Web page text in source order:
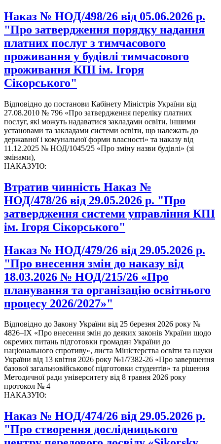
Наказ № НОД/498/26 від 05.06.2026 р.
"Про затвердження порядку надання
платних послуг з тимчасового
проживання у будівлі тимчасового
проживання КПІ ім. Ігоря
Сікорського"
Відповідно до постанови Кабінету Міністрів України від
27.08.2010 № 796 «Про затвердження переліку платних
послуг, які можуть надаватися закладами освіти, іншими
установами та закладами системи освіти, що належать до
державної і комунальної форми власності» та наказу від
11.12.2025 № НОД/1045/25 «Про зміну назви будівлі» (зі
змінами),
НАКАЗУЮ:
Втратив чинність Наказ №
НОД/478/26 від 29.05.2026 р. "Про
затвердження системи управління КПІ
ім. Ігоря Сікорського"
Наказ № НОД/479/26 від 29.05.2026 р.
"Про внесення змін до наказу від
18.03.2026 № НОД/215/26 «Про
планування та організацію освітнього
процесу 2026/2027»"
Відповідно до Закону України від 25 березня 2026 року №
4826–ІХ «Про внесення змін до деяких законів України щодо
окремих питань підготовки громадян України до
національного спротиву», листа Міністерства освіти та науки
України від 13 квітня 2026 року №1/7382-26 «Про завершення
базової загальновійськової підготовки студентів» та рішення
Методичної ради університету від 8 травня 2026 року
протокол № 4
НАКАЗУЮ:
Наказ № НОД/474/26 від 29.05.2026 р.
"Про створення дослідницького